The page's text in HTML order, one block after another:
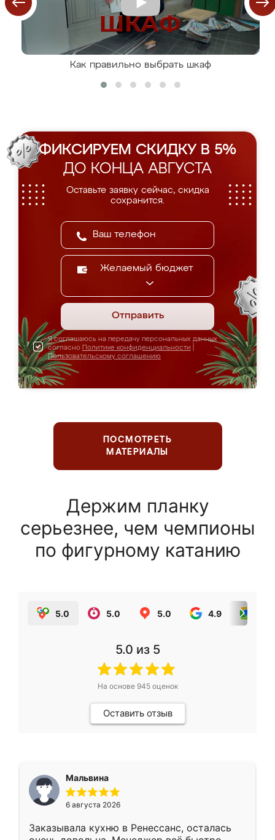
Как правильно выбрать шкаф
ФИКСИРУЕМ СКИДКУ В 5%
ДО КОНЦА АВГУСТА
Оставьте заявку сейчас, скидка
сохранится.
Желаемый бюджет
Отправить
Я соглашаюсь на передачу персональных данных
согласно Политике конфиденциальности
Пользовательскому соглашению
ПОСМОТРЕТЬ
МАТЕРИАЛЫ
Держим планку
серьезнее, чем чемпионы
по фигурному катанию
5.0 5.0 5.0 4.9
5.0 из 5
На основе 945оценок
Оставить отзыв
Мальвина
6 августа 2026
Заказывала кухню в Ренессанс, осталась